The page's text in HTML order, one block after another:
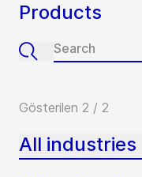
Products
Gösterilen 2 / 2
All industries